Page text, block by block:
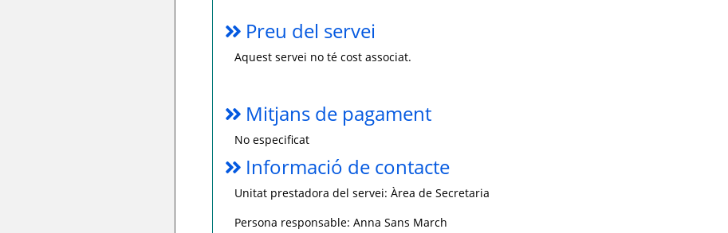
Preu del servei
Aquest servei no té cost associat.
Mitjans de pagament
No especificat
Informació de contacte
Unitat prestadora del servei: Àrea de Secretaria
Persona responsable: Anna Sans March